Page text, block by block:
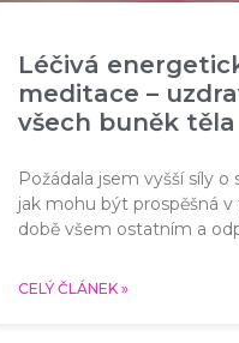
Léčivá
meditace –
všech buněk těla
Požádala jsem vyšší síly o
jak mohu být prospěšná
době všem ostatním a
CELÝ ČLÁNEK »